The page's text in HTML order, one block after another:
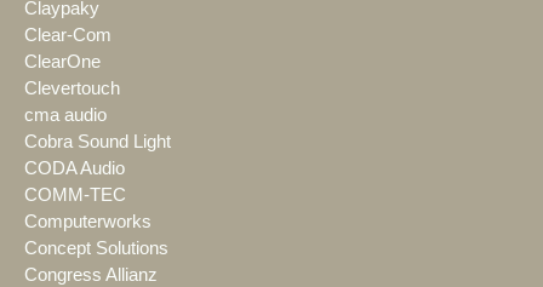
Claypaky
Clear-Com
ClearOne
Clevertouch
cma audio
Cobra Sound Light
CODA Audio
COMM-TEC
Computerworks
Concept Solutions
Congress Allianz